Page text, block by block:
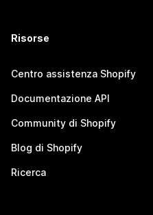
Risorse
Centro assistenza Shopify
Documentazione API
Community di Shopify
Blog di Shopify
Ricerca